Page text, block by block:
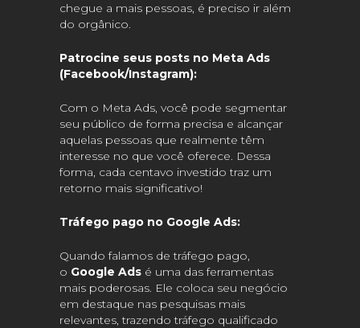
chegue a mais pessoas, é preciso ir além
do orgânico.
Patrocine seus posts no Meta Ads
(Facebook/Instagram):
Com o Meta Ads, você pode segmentar
seu público de forma precisa e alcançar
aquelas pessoas que realmente têm
interesse no que você oferece. Dessa
forma, cada centavo investido traz um
retorno mais significativo!
Tráfego pago no Google Ads:
Quando falamos de tráfego pago,
o Google Ads é uma das ferramentas
mais poderosas. Ele coloca seu negócio
em destaque nas pesquisas mais
relevantes, trazendo tráfego qualificado